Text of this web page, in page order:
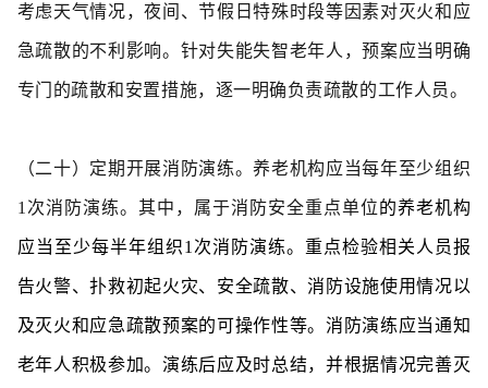
考虑天气情况，夜间、节假日特殊时段等因素对灭火和应
急疏散的不利影响。针对失能失智老年人，预案应当明确
专门的疏散和安置措施，逐一明确负责疏散的工作人员。
（二十）定期开展消防演练。养老机构应当每年至少组织
1次消防演练。其中，属于消 防安全重点单位的养老机构
应当至少每半年组织1次消防演练。重点检验相关人员报
告火警、扑救初起火灾、安全疏散、消防设施使用情况以
及灭火和应急疏散预案的可操作性等。消防演练应当通知
老年人积极参加。演练后应及时总结，并根据情况完善灭